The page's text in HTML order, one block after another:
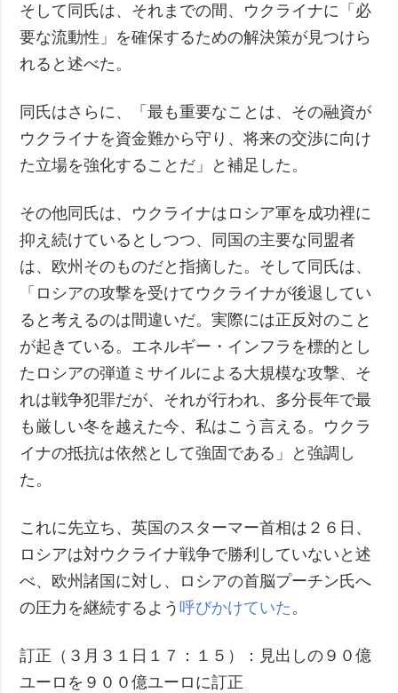
そして同氏は、それまでの間、ウクライナに「必
要な流動性」を確保するための解決策が見つけら
れると述べた。
同氏はさらに、「最も重要なことは、その融資が
ウクライナを資金難から守り、将来の交渉に向け
た立場を強化することだ」と補足した。
その他同氏は、ウクライナはロシア軍を成功裡に
抑え続けているとしつつ、同国の主要な同盟者
は、欧州そのものだと指摘した。そして同氏は、
「ロシアの攻撃を受けてウクライナが後退してい
ると考えるのは間違いだ。実際には正反対のこと
が起きている。エネルギー・インフラを標的とし
たロシアの弾道ミサイルによる大規模な攻撃、そ
れは戦争犯罪だが、それが行われ、多分長年で最
も厳しい冬を越えた今、私はこう言える。ウクラ
イナの抵抗は依然として強固である」と強調し
た。
これに先立ち、英国のスターマー首相は２６日、
ロシアは対ウクライナ戦争で勝利していないと述
べ、欧州諸国に対し、ロシアの首脳プーチン氏へ
の圧力を継続するよう呼びかけていた 。
訂正（３月３１日１７：１５）：見出しの９０億
ユーロを９００億ユーロに訂正